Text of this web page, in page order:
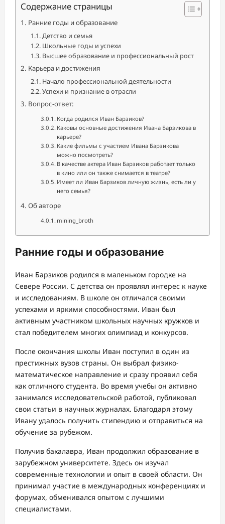
Содержание страницы
Ранние годы и образование
Детство и семья
Школьные годы и успехи
Высшее образование и профессиональный рост
Карьера и достижения
Начало профессиональной деятельности
Успехи и признание в отрасли
Вопрос-ответ:
Когда родился Иван Барзиков?
Каковы основные достижения Ивана Барзикова в
карьере?
Какие фильмы с участием Ивана Барзикова
можно посмотреть?
В качестве актера Иван Барзиков работает только
в кино или он также снимается в театре?
Имеет ли Иван Барзиков личную жизнь, есть ли у
него семья?
Об авторе
mining_broth
Ранние годы и образование
Иван Барзиков родился в маленьком городке на
Севере России. С детства он проявлял интерес к науке
и исследованиям. В школе он отличался своими
успехами и яркими способностями. Иван был
активным участником школьных научных кружков и
стал победителем многих олимпиад и конкурсов.
После окончания школы Иван поступил в один из
престижных вузов страны. Он выбрал физико-
математическое направление и сразу проявил себя
как отличного студента. Во время учебы он активно
занимался исследовательской работой, публиковал
свои статьи в научных журналах. Благодаря этому
Ивану удалось получить стипендию и отправиться на
обучение за рубежом.
Получив бакалавра, Иван продолжил образование в
зарубежном университете. Здесь он изучал
современные технологии и опыт в своей области. Он
принимал участие в международных конференциях и
форумах, обменивался опытом с лучшими
специалистами.